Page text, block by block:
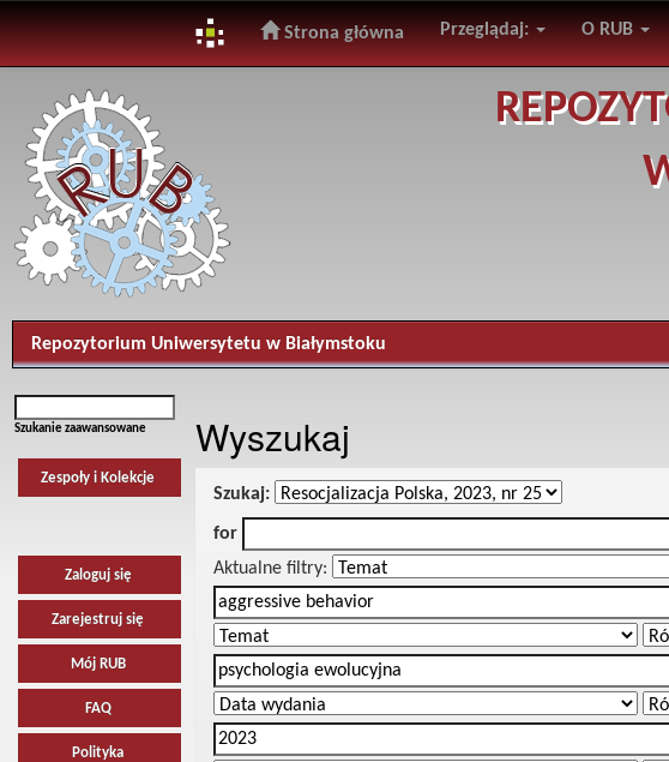
navigation
Strona główna Przeglądaj: O RUB
Repozytorium Uniwersytetu w Białymstoku
Szukanie zaawansowane
Zespoły i Kolekcje
Zaloguj się
Zarejestruj się
Mój RUB
FAQ
Polityka
Wyszukaj
Szukaj:
for
Aktualne filtry: